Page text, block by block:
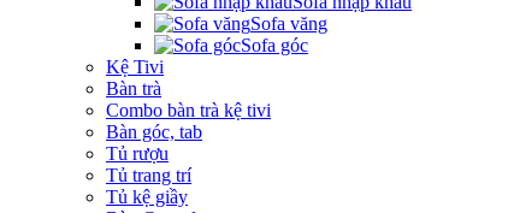
Sofa văng
Sofa góc
Kệ Tivi
Bàn trà
Combo bàn trà kệ tivi
Bàn góc, tab
Tủ rượu
Tủ trang trí
Tủ kệ giầy